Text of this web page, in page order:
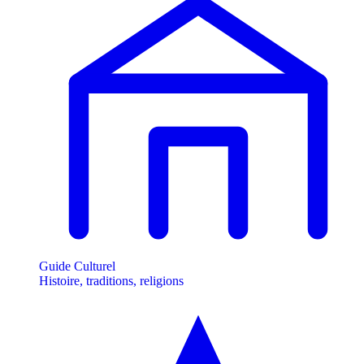
Guide Culturel
Histoire, traditions, religions